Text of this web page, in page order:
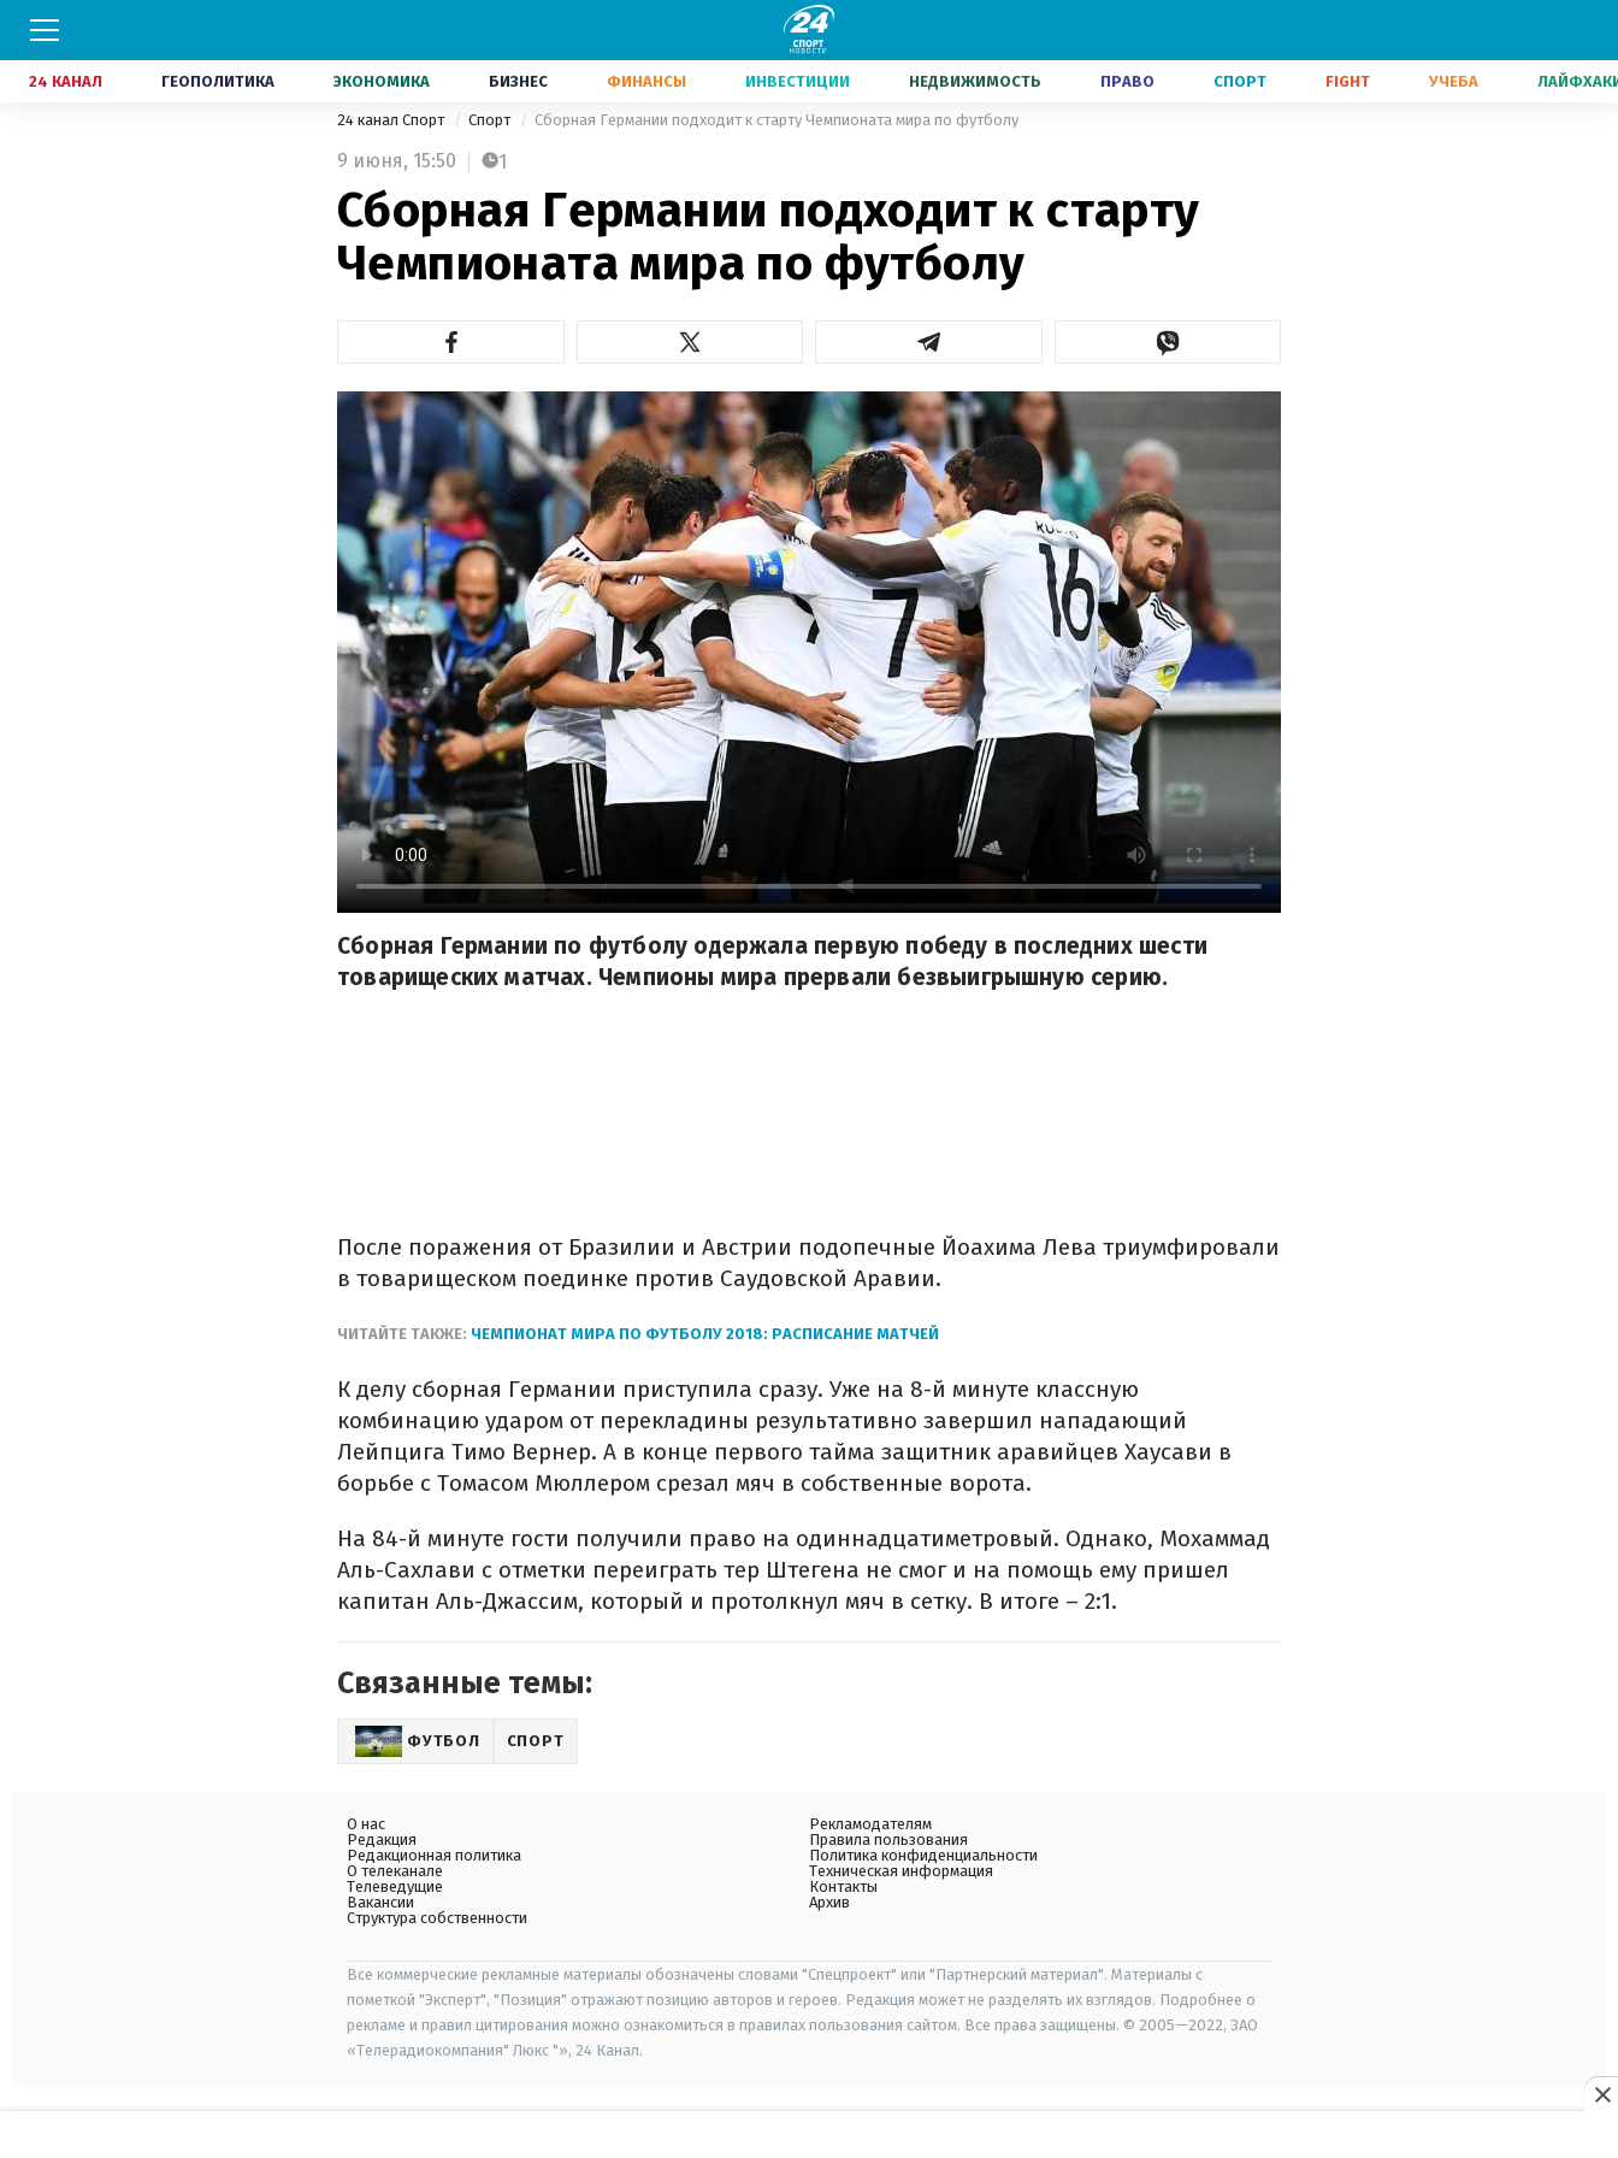
24 КАНАЛ ГЕОПОЛИТИКА ЭКОНОМИКА БИЗНЕС ФИНАНСЫ ИНВЕСТИЦИИ НЕДВИЖИМОСТЬ ПРАВО СПОРТ FIGHT УЧЕБА
24 канал Спорт Спорт Сборная Германии подходит к старту Чемпионата мира по футболу
9 июня, 15:50 1
Сборная Германии подходит к старту
Чемпионата мира по футболу
Сборная Германии по футболу одержала первую победу в последних шести
товарищеских матчах. Чемпионы мира прервали безвыигрышную серию.
После поражения от Бразилии и Австрии подопечные Йоахима Лева триумфировали
в товарищеском поединке против Саудовской Аравии.
ЧИТАЙТЕ ТАКЖЕ: ЧЕМПИОНАТ МИРА ПО ФУТБОЛУ 2018: РАСПИСАНИЕ МАТЧЕЙ
К делу сборная Германии приступила сразу. Уже на 8-й минуте классную
комбинацию ударом от перекладины результативно завершил нападающий
Лейпцига Тимо Вернер. А в конце первого тайма защитник аравийцев Хаусави в
борьбе с Томасом Мюллером срезал мяч в собственные ворота.
На 84-й минуте гости получили право на одиннадцатиметровый. Однако, Мохаммад
Аль-Сахлави с отметки переиграть тер Штегена не смог и на помощь ему пришел
капитан Аль-Джассим, который и протолкнул мяч в сетку. В итоге – 2:1.
Связанные темы:
ФУТБОЛ СПОРТ
О нас
Редакция
Редакционная политика
О телеканале
Телеведущие
Вакансии
Структура собственности
Рекламодателям
Правила пользования
Политика конфиденциальности
Техническая информация
Контакты
Архив
Все коммерческие рекламные материалы обозначены словами "Спецпроект" или "Партнерский материал". Материалы с
пометкой "Эксперт", "Позиция" отражают позицию авторов и героев. Редакция может не разделять их взглядов. Подробнее о
рекламе и правил цитирования можно ознакомиться в правилах пользования сайтом. Все права защищены. © 2005—2022, ЗАО
«Телерадиокомпания" Люкс "», 24 Канал.